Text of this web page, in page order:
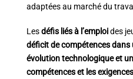
adaptées au marché du
Lesdéfis liés à l’emploides
déficit de compétences
évolution technologique et
compétences et les